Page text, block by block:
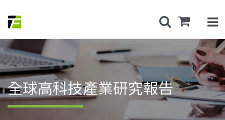
全球高科技產業研究報告